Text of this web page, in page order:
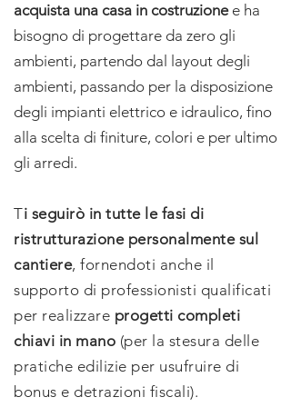
acquista una casa in costruzionee ha
bisogno di progettare da zero gli
ambienti, partendo dal layout degli
ambienti, passando per la disposizione
degli impianti elettrico e idraulico, fino
alla scelta di finiture, colori e per ultimo
gli arredi.
Ti seguirò in tutte le fasi di
ristrutturazione personalmente sul
cantiere, fornendoti anche il
supporto di professionisti qualificati
per realizzare progetti completi
chiavi in mano (per la stesura delle
pratiche edilizie per usufruire di
bonus e detrazioni fiscali).